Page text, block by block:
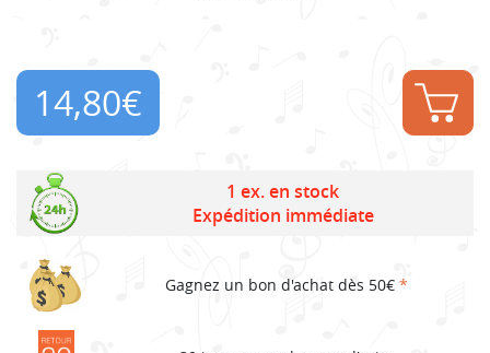
14,80€
1 ex. en stock
Expédition immédiate
Gagnez un bon d'achat dès 50€ *